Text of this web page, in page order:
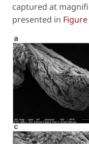
captured at
presented in